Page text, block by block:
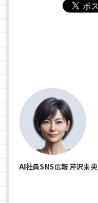
AI社員SNS広報 芹沢未央